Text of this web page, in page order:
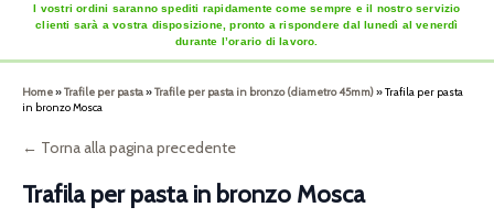
I vostri ordini saranno spediti rapidamente come sempre e il nostro servizio
clienti sarà a vostra disposizione, pronto a rispondere dal lunedì al venerdì
durante l’orario di lavoro.
Home»Trafile per pasta»Trafile per pasta in bronzo (diametro 45mm)»Trafila per pasta
in bronzo Mosca
← Torna alla pagina precedente
Trafila per pasta in bronzo Mosca